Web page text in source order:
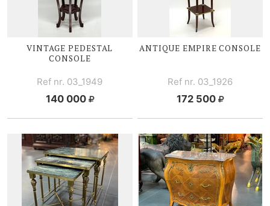
VINTAGE PEDESTAL
CONSOLE
Ref nr. 03_1949
140 000
ANTIQUE EMPIRE CONSOLE
Ref nr. 03_1926
172 500